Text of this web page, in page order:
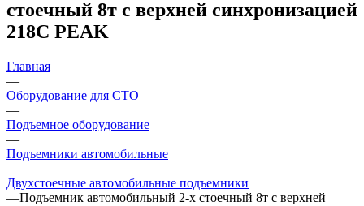
стоечный 8т с верхней синхронизацией
218С PEAK
Главная
—
Оборудование для СТО
—
Подъемное оборудование
—
Подъемники автомобильные
—
Двухстоечные автомобильные подъемники
—Подъемник автомобильный 2-х стоечный 8т с верхней